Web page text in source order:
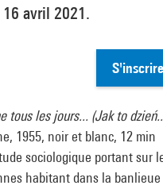
16 avril 2021.
tous les jours... (Jak to
1955, noir et blanc, 12 min
sociologique portant sur
habitant dans la banlieue